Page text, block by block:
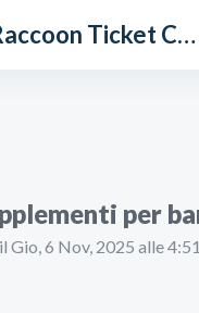
principale
RoomRaccoon Ticket Centre
per
6 Nov, 2025 alle